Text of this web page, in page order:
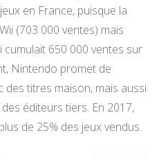
en France, puisque la
(703 000 ventes) mais
cumulait 650 000 ventes sur
Nintendo promet de
des titres maison, mais aussi
éditeurs tiers. En 2017,
de 25% des jeux vendus.